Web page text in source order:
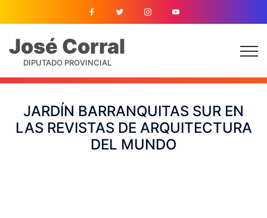
José Corral
DIPUTADO PROVINCIAL
JARDÍN BARRANQUITAS SUR EN
LAS REVISTAS DE ARQUITECTURA
DEL MUNDO